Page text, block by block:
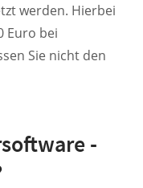
werden. Hierbei
Euro bei
Sie nicht den
-